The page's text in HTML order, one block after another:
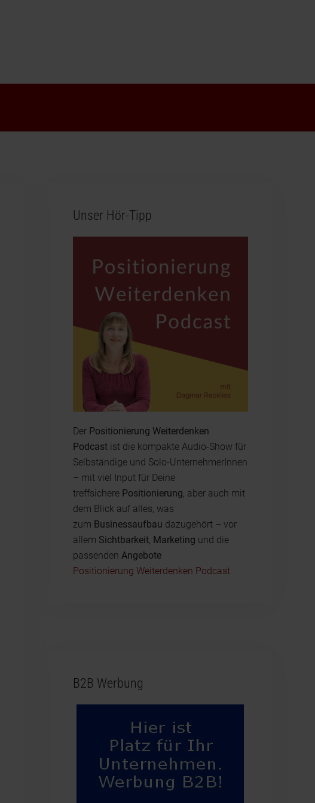
Unser Hör-Tipp
Der Positionierung Weiterdenken
Podcastist die kompakte Audio-Show für
Selbständige und Solo-UnternehmerInnen
– mit viel Input für Deine
treffsichere Positionierung, aber auch mit
dem Blick auf alles, was
zum Businessaufbau dazugehört – vor
allem Sichtbarkeit, Marketing und die
passenden Angebote
Positionierung Weiterdenken Podcast
B2B Werbung